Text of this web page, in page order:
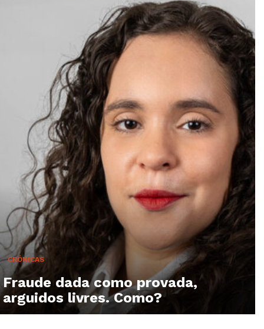
CRÓNICAS
Fraude dada como provada,
arguidos livres. Como?